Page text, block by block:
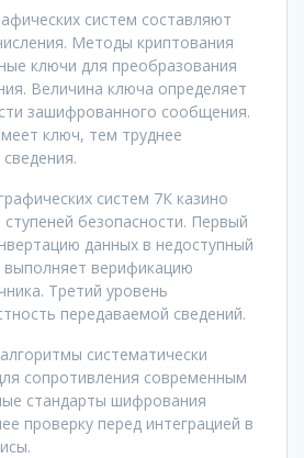
систем составляют
Методы криптования
ключи для преобразования
Величина ключа определяет
зашифрованного сообщения.
ключ, тем труднее
систем 7К казино
безопасности. Первый
данных в недоступный
выполняет верификацию
Третий уровень
передаваемой сведений.
систематически
сопротивления современным
стандарты шифрования
проверку перед интеграцией в